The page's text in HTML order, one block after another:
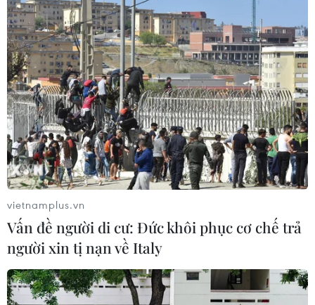
nhất đất nước
28/04/2025 00:42
Đã có 169 phóng viên quốc tế của 39 hãng thông tấn
báo chí và 17 quốc gia; hơn 630 phóng viên của 81 cơ
quan báo chí trong nước đăng ký tác nghiệp tại Lễ kỷ
niệm 50 năm Ngày thống nhất đất nước.
vietnamplus.vn
Vấn đề người di cư: Đức khôi phục cơ chế trả
người xin tị nạn về Italy